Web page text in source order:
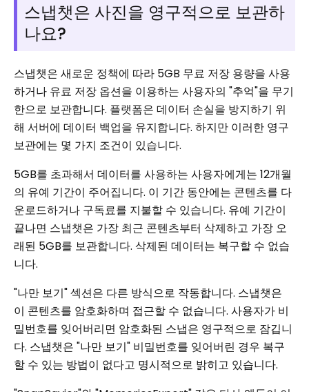
스냅챗은 사진을 영구적으로 보관하
나요?
스냅챗은 새로운 정책에 따라 5GB 무료 저장 용량을 사용
하거나 유료 저장 옵션을 이용하는 사용자의 "추억"을 무기
한으로 보관합니다. 플랫폼은 데이터 손실을 방지하기 위
해 서버에 데이터 백업을 유지합니다. 하지만 이러한 영구
보관에는 몇 가지 조건이 있습니다.
5GB를 초과해서 데이터를 사용하는 사용자에게는 12개월
의 유예 기간이 주어집니다. 이 기간 동안에는 콘텐츠를 다
운로드하거나 구독료를 지불할 수 있습니다. 유예 기간이
끝나면 스냅챗은 가장 최근 콘텐츠부터 삭제하고 가장 오
래된 5GB를 보관합니다. 삭제된 데이터는 복구할 수 없습
니다.
"나만 보기" 섹션은 다른 방식으로 작동합니다. 스냅챗은
이 콘텐츠를 암호화하며 접근할 수 없습니다. 사용자가 비
밀번호를 잊어버리면 암호화된 스냅은 영구적으로 잠깁니
다. 스냅챗은 "나만 보기" 비밀번호를 잊어버린 경우 복구
할 수 있는 방법이 없다고 명시적으로 밝히고 있습니다.